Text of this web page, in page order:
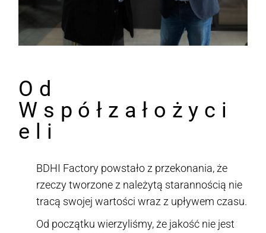
Od
Współzałożyci
eli
BDHI Factory powstało z przekonania, że
rzeczy tworzone z należytą starannością nie
tracą swojej wartości wraz z upływem czasu.
Od początku wierzyliśmy, że jakość nie jest